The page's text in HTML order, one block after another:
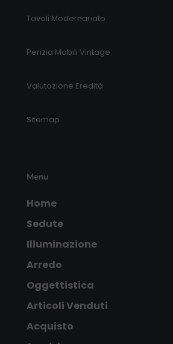
Tavoli Modernariato
Perizia Mobili Vintage
Valutazione Eredità
Sitemap
Menu
Home
Sedute
Illuminazione
Arredo
Oggettistica
Articoli Venduti
Acquisto